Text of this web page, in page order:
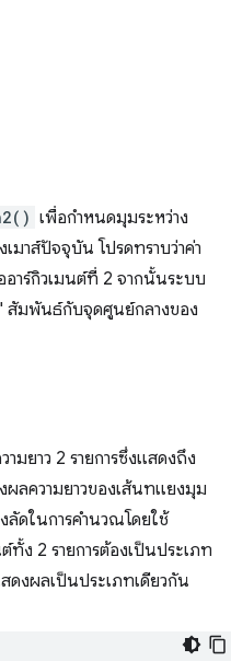
เพื่อกำหนดมุมระหว่าง
มาส์ปัจจุบัน โปรดทราบว่าค่า
อาร์กิวเมนต์ที่ 2 จากนั้นระบบ
สัมพันธ์กับจุดศูนย์กลางของ
ามยาว 2 รายการซึ่งแสดงถึง
ลความยาวของเส้นทแยงมุม
ดในการคํานวณโดยใช้
ทั้ง 2 รายการต้องเป็นประเภท
ดงผลเป็นประเภทเดียวกัน